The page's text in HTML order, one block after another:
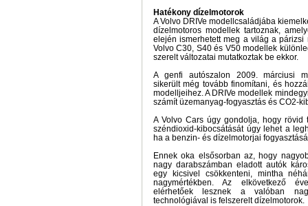
Hatékony dízelmotorok
A Volvo DRIVe modellcsaládjába
dízelmotoros modellek tartoznak,
elején ismerhetett meg a világ a párizsi
Volvo C30, S40 és V50 modellek
szerelt változatai mutatkoztak be ekkor.
A genfi autószalon 2009. márciusi
sikerült még tovább finomítani, és
modelljeihez. A DRIVe modellek
számít üzemanyag-fogyasztás és CO2-
A Volvo Cars úgy gondolja, hogy rövid
széndioxid-kibocsátását úgy lehet a
ha a benzin- és dízelmotorjai
Ennek oka elsősorban az, hogy
nagy darabszámban eladott autók
egy kicsivel csökkenteni, mintha
nagymértékben. Az elkövetkező
elérhetőek lesznek a valóban
technológiával is felszerelt dízelmotorok.